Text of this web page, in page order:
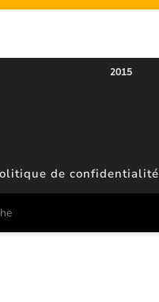
2015
de confidentialité